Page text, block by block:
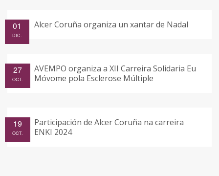
Alcer Coruña organiza un xantar de Nadal
01
DIC.
AVEMPO organiza a XII Carreira Solidaria Eu
Móvome pola Esclerose Múltiple
27
OCT.
Participación de Alcer Coruña na carreira
ENKI 2024
19
OCT.